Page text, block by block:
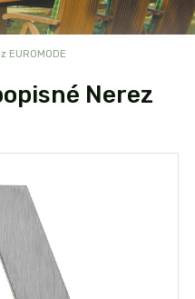
EUROMODE
Nerez